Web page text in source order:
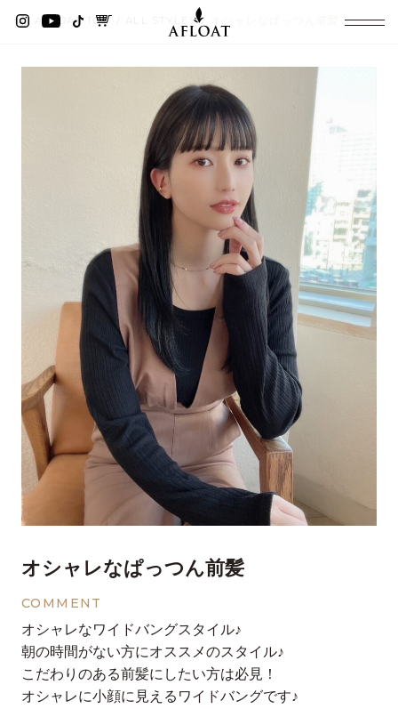
AFLOAT TOP ALL STYLES
オシャレなぱっつん前髪
COMMENT
オシャレなワイドバングスタイル♪
朝の時間がない方にオススメのスタイル♪
こだわりのある前髪にしたい方は必見！
オシャレに小顔に見えるワイドバングです♪